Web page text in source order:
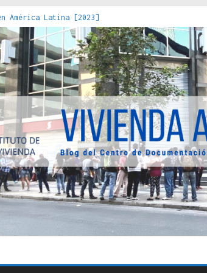
América Latina [2023]
de los Estados : políticas,
con el acero : hacia una teoría crítica de
vivienda adecuada [2019]
la Caja del Seguro Obrero en Santiago : un